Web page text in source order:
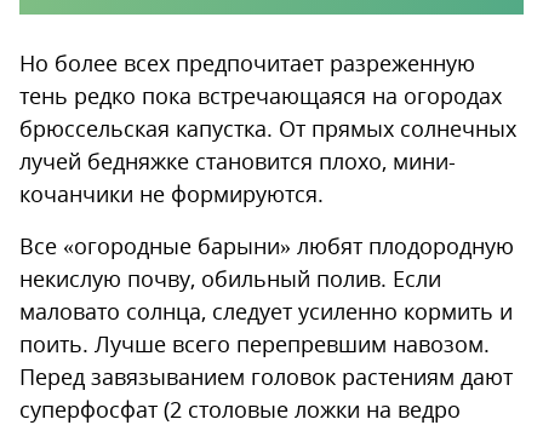
Но более всех предпочитает разреженную
тень редко пока встречающаяся на огородах
брюссельская капустка. От прямых солнечных
лучей бедняжке становится плохо, мини-
кочанчики не формируются.
Все «огородные барыни» любят плодородную
некислую почву, обильный полив. Если
маловато солнца, следует усиленно кормить и
поить. Лучше всего перепревшим навозом.
Перед завязыванием головок растениям дают
суперфосфат (2 столовые ложки на ведро